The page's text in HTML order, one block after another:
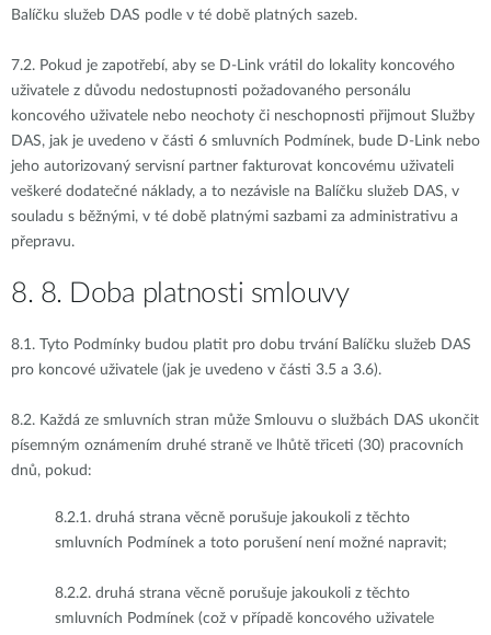
Balíčku služeb DAS podle v té době platných sazeb.
7.2. Pokud je zapotřebí, aby se D-Link vrátil do lokality koncového
uživatele z důvodu nedostupnosti požadovaného personálu
koncového uživatele nebo neochoty či neschopnosti přijmout Služby
DAS, jak je uvedeno v části 6 smluvních Podmínek, bude D-Link nebo
jeho autorizovaný servisní partner fakturovat koncovému uživateli
veškeré dodatečné náklady, a to nezávisle na Balíčku služeb DAS, v
souladu s běžnými, v té době platnými sazbami za administrativu a
přepravu.
8. 8. Doba platnosti smlouvy
8.1.
Tyto Podmínky budou platit pro dobu trvání Balíčku služeb DAS
pro koncové uživatele (jak je uvedeno v části 3.5 a 3.6).
8.2. Každá ze smluvních stran může Smlouvu o službách DAS ukončit
písemným oznámením druhé straně ve lhůtě třiceti (30) pracovních
dnů, pokud:
8.2.1. druhá strana věcně porušuje jakoukoli z těchto
smluvních Podmínek a toto porušení není možné napravit;
8.2.2. druhá strana věcně porušuje jakoukoli z těchto
smluvních Podmínek (což v případě koncového uživatele